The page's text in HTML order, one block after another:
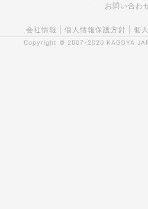
お問い合わ
会社情報 個人情報保護方針 個
Copyright © 2007-2020 KAGOYA